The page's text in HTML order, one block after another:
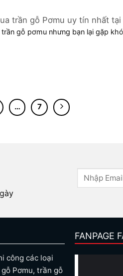
trần gỗ Pơmu uy tín nhất tại
trần gỗ pơmu nhưng bạn lại gặp
… 7
công các loại
Pơmu, trần gỗ
FANPAGE